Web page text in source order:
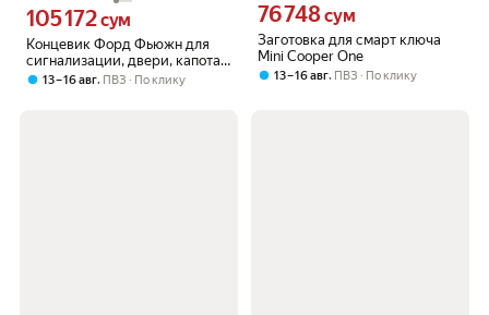
Концевик Форд Фьюжн для
сигнализации, двери, капота,
багажника, 1 шт
Цена 105172 сум вместо
105 172сум
13 – 16 авг, ПВЗ По клику
Заготовка для смарт ключа
Mini Cooper One
Цена 76748 сум вместо
76 748сум
13 – 16 авг, ПВЗ По клику